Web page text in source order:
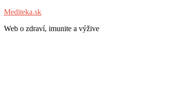
Mediteka.sk
Web o zdraví, imunite a výžive